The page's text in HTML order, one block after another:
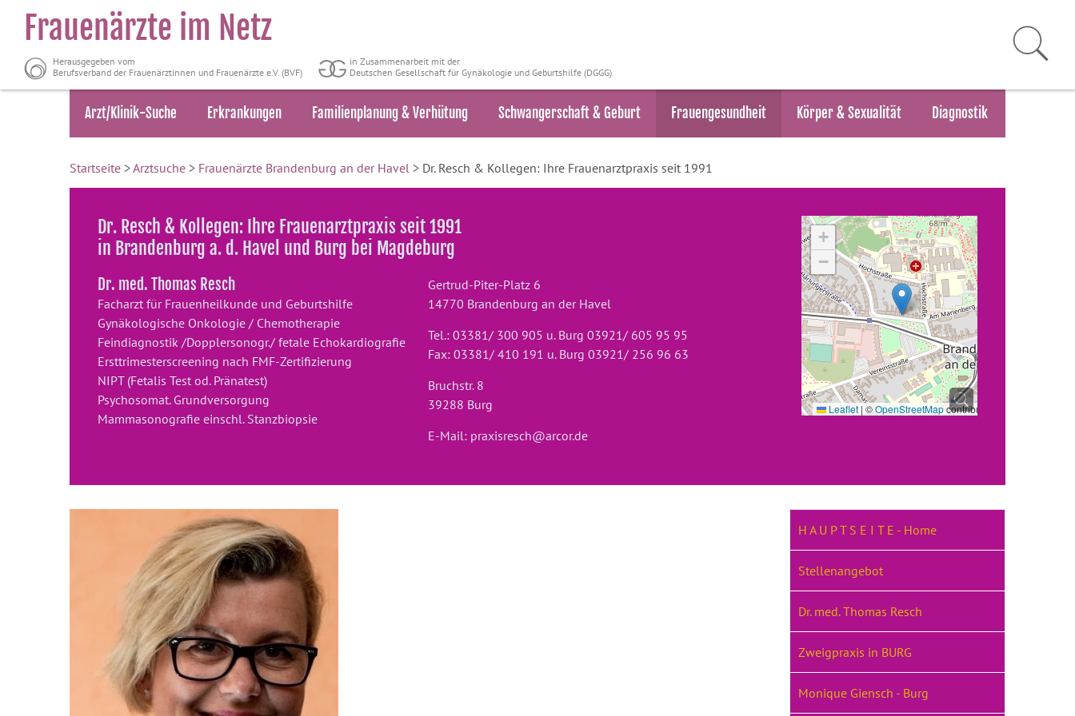
Frauenärzte im Netz
Herausgegeben vom
Berufsverband der Frauenärztinnen und Frauenärzte e.V. (BVF)
in Zusammenarbeit mit der
Deutschen Gesellschaft für Gynäkologie und Geburtshilfe (DGGG)
Arzt/Klinik-Suche Erkrankungen Familienplanung & Verhütung Schwangerschaft & Geburt Frauengesundheit Körper & Sexualität Diagnostik
Startseite >Arztsuche > Frauenärzte Brandenburg an der Havel > Dr. Resch & Kollegen: Ihre Frauenarztpraxis seit 1991
Dr. Resch & Kollegen: Ihre Frauenarztpraxis seit 1991
in Brandenburg a. d. Havel und Burg bei Magdeburg
Dr. med. Thomas Resch
Facharzt für Frauenheilkunde und Geburtshilfe
Gynäkologische Onkologie / Chemotherapie
Feindiagnostik /Dopplersonogr./ fetale Echokardiografie
Ersttrimesterscreening nach FMF-Zertifizierung
NIPT (Fetalis Test od. Pränatest)
Psychosomat. Grundversorgung
Mammasonografie einschl. Stanzbiopsie
Gertrud-Piter-Platz 6
14770 Brandenburg an der Havel
Tel.: 03381/ 300 905 u. Burg 03921/ 605 95 95
Fax: 03381/ 410 191 u. Burg 03921/ 256 96 63
Bruchstr. 8
39288 Burg
E-Mail: praxisresch@arcor.de
+
−
Leaflet | ©OpenStreetMapcontributors
H A U P T S E I T E - Home
Stellenangebot
Dr. med. Thomas Resch
Zweigpraxis in BURG
Monique Giensch - Burg